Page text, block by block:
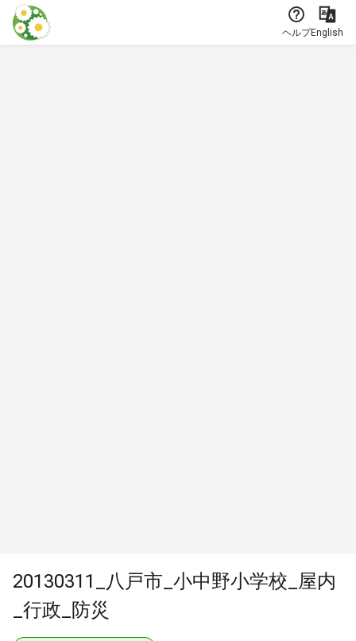
本文に飛ぶ
ヘルプEnglish
20130311_八戸市_小中野小学校_屋内
_行政_防災